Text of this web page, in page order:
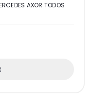
AXOR TODOS